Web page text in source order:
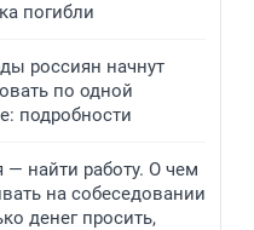
погибли
россиян начнут
по одной
подробности
— найти работу. О чем
на собеседовании
денег просить,